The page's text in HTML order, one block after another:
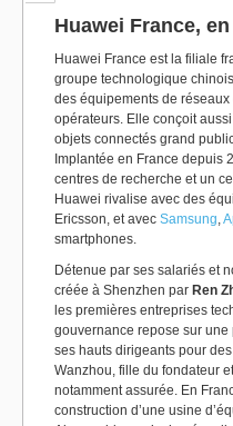
Huawei France,
Huawei France est la filiale
groupe technologique
des équipements de
opérateurs. Elle conçoit
objets connectés grand
Implantée en France depuis
centres de recherche et un
Huawei rivalise avec des
Ericsson, et avec Samsung,
smartphones.
Détenue par ses salariés et
créée à Shenzhen par Ren
les premières entreprises
gouvernance repose sur
ses hauts dirigeants pour
Wanzhou, fille du fondateur
notamment assurée. En
construction d’une usine